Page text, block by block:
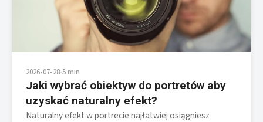
2026-07-28•5 min
Jaki wybrać obiektyw do portretów aby
uzyskać naturalny efekt?
Naturalny efekt w portrecie najłatwiej osiągniesz